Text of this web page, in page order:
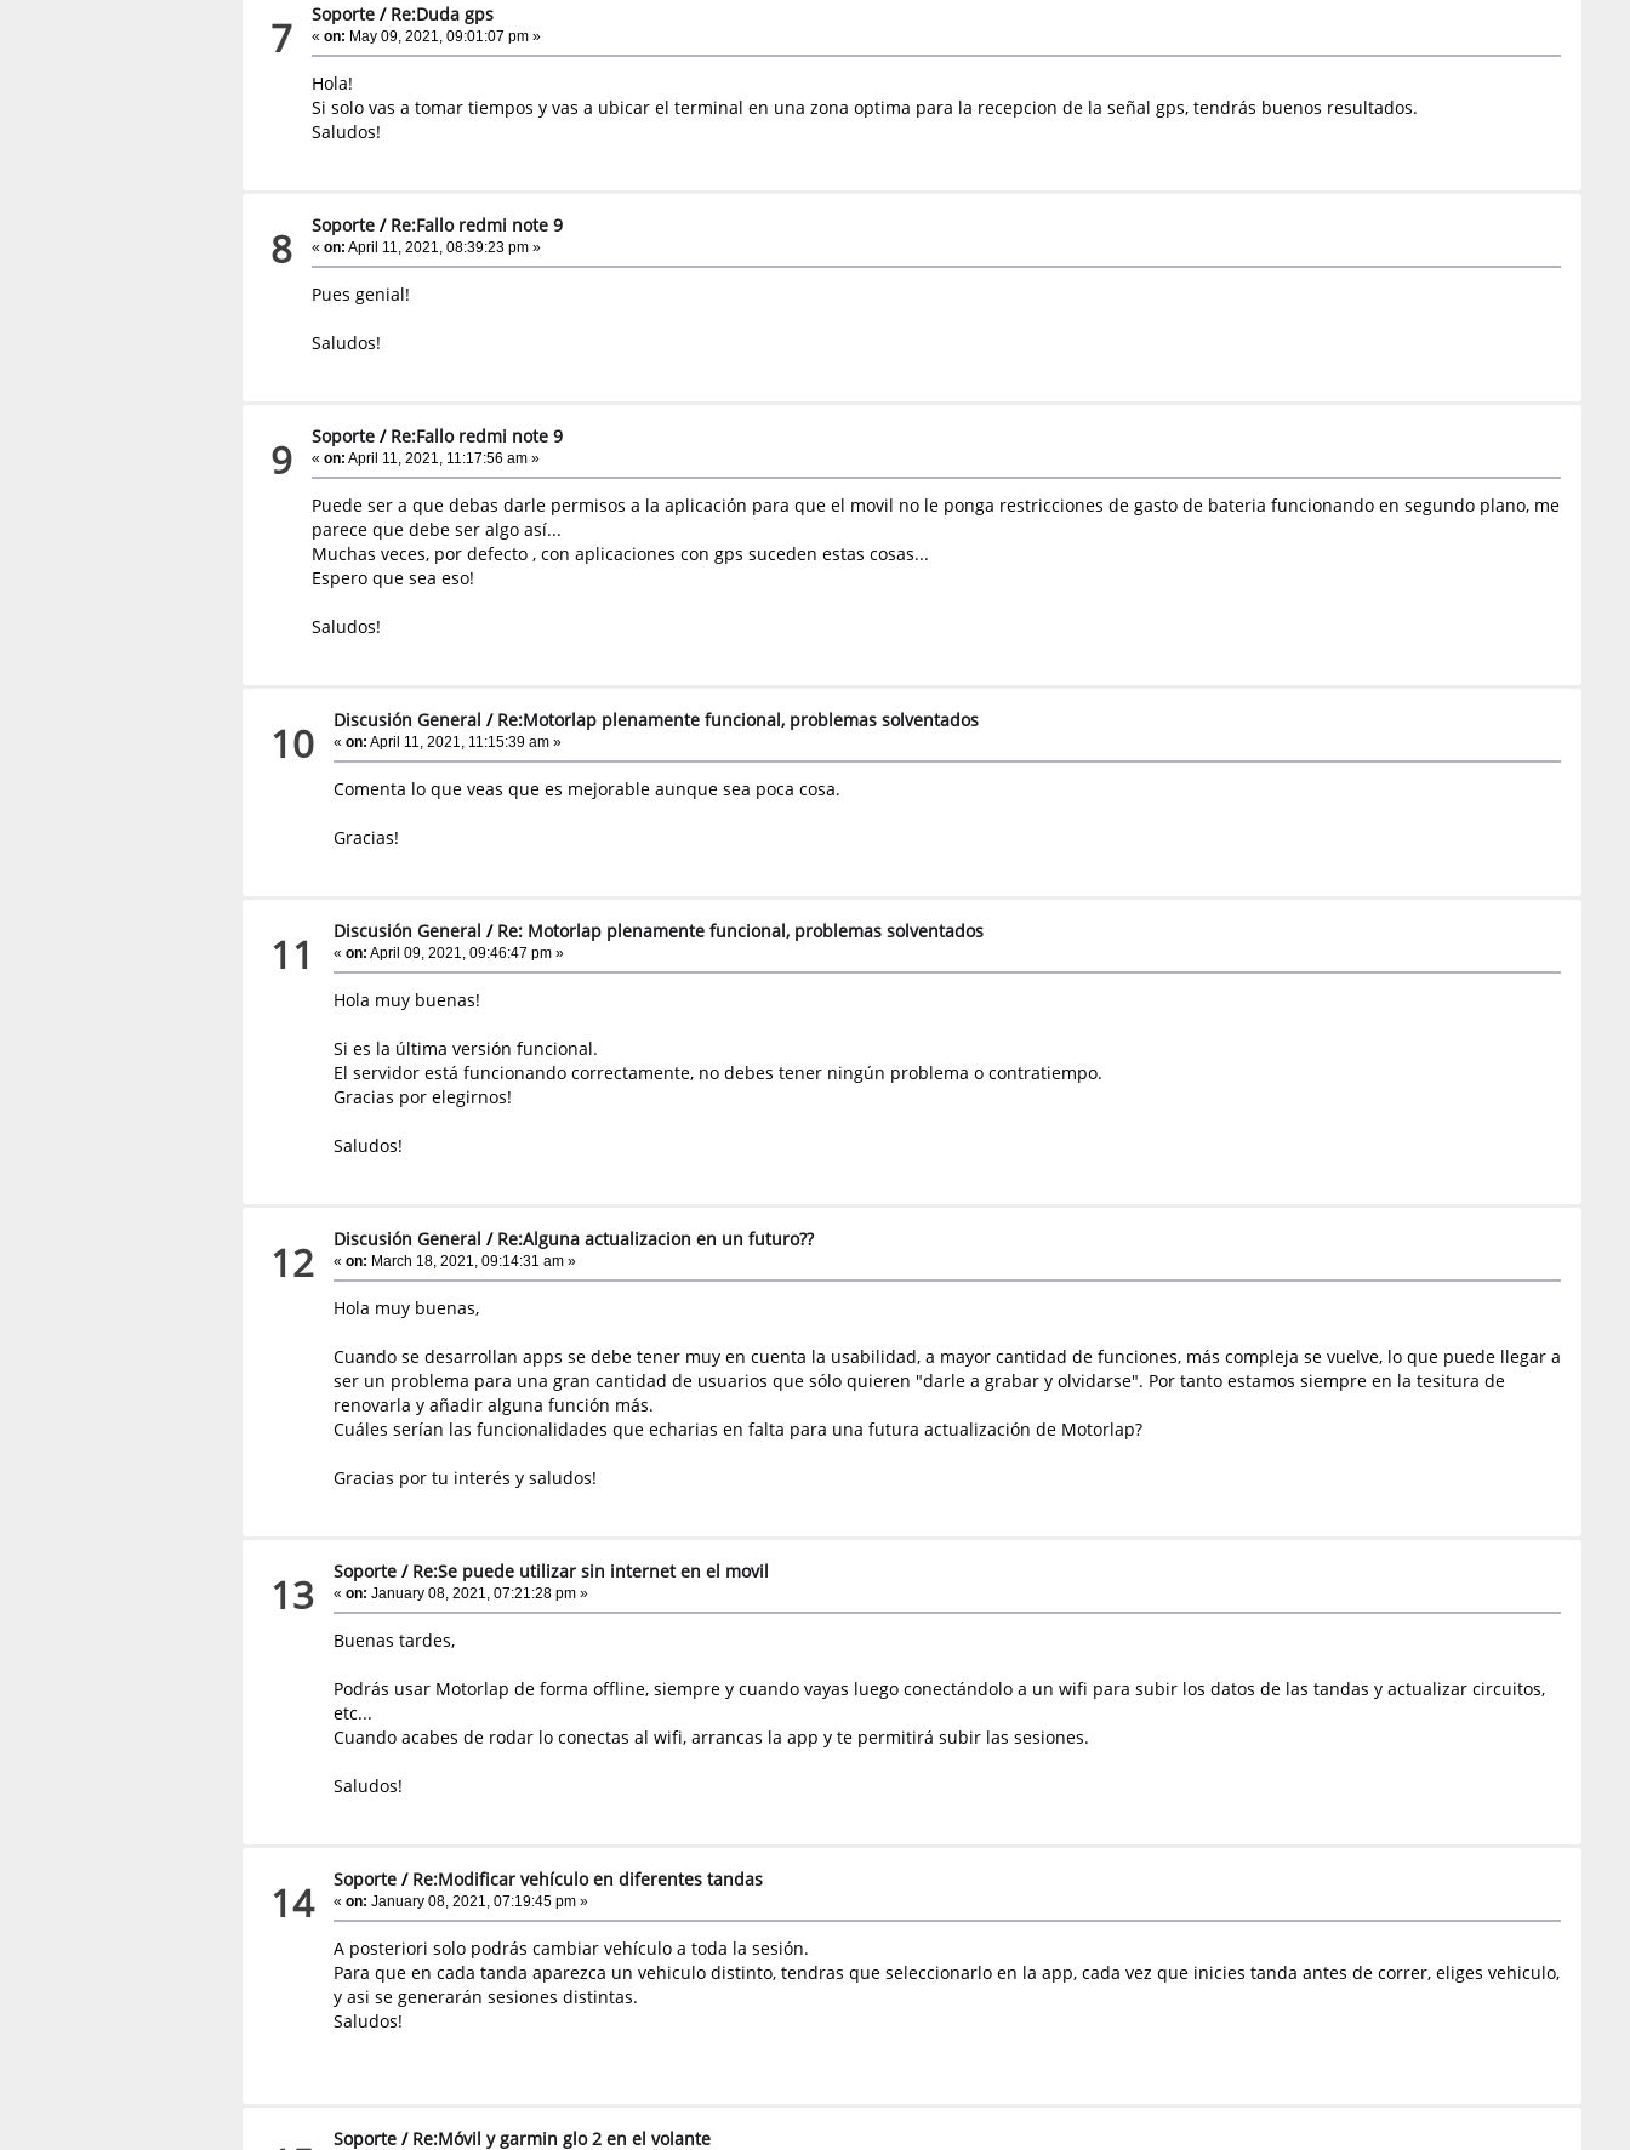
7 Soporte/ Re:Duda gps
« on: May 09, 2021, 09:01:07 pm »
Hola!
Si solo vas a tomar tiempos y vas a ubicar el terminal en una zona optima para la recepcion de la señal gps, tendrás buenos resultados.
Saludos!
8 Soporte/ Re:Fallo redmi note 9
« on: April 11, 2021, 08:39:23 pm »
Pues genial!
Saludos!
9 Soporte/ Re:Fallo redmi note 9
« on: April 11, 2021, 11:17:56 am »
Puede ser a que debas darle permisos a la aplicación para que el movil no le ponga restricciones de gasto de bateria funcionando en segundo plano, me
parece que debe ser algo así...
Muchas veces, por defecto , con aplicaciones con gps suceden estas cosas...
Espero que sea eso!
Saludos!
10 Discusión General / Re:Motorlap plenamente funcional, problemas solventados
« on: April 11, 2021, 11:15:39 am »
Comenta lo que veas que es mejorable aunque sea poca cosa.
Gracias!
11 Discusión General / Re: Motorlap plenamente funcional, problemas solventados
« on: April 09, 2021, 09:46:47 pm »
Hola muy buenas!
Si es la última versión funcional.
El servidor está funcionando correctamente, no debes tener ningún problema o contratiempo.
Gracias por elegirnos!
Saludos!
12 Discusión General / Re:Alguna actualizacion en un futuro??
« on: March 18, 2021, 09:14:31 am »
Hola muy buenas,
Cuando se desarrollan apps se debe tener muy en cuenta la usabilidad, a mayor cantidad de funciones, más compleja se vuelve, lo que puede llegar a
ser un problema para una gran cantidad de usuarios que sólo quieren "darle a grabar y olvidarse". Por tanto estamos siempre en la tesitura de
renovarla y añadir alguna función más.
Cuáles serían las funcionalidades que echarias en falta para una futura actualización de Motorlap?
Gracias por tu interés y saludos!
13 Soporte/ Re:Se puede utilizar sin internet en el movil
« on: January 08, 2021, 07:21:28 pm »
Buenas tardes,
Podrás usar Motorlap de forma offline, siempre y cuando vayas luego conectándolo a un wifi para subir los datos de las tandas y actualizar circuitos,
etc...
Cuando acabes de rodar lo conectas al wifi, arrancas la app y te permitirá subir las sesiones.
Saludos!
14 Soporte/ Re:Modificar vehículo en diferentes tandas
« on: January 08, 2021, 07:19:45 pm »
A posteriori solo podrás cambiar vehículo a toda la sesión.
Para que en cada tanda aparezca un vehiculo distinto, tendras que seleccionarlo en la app, cada vez que inicies tanda antes de correr, eliges vehiculo,
y asi se generarán sesiones distintas.
Saludos!
Soporte/ Re:Móvil y garmin glo 2 en el volante